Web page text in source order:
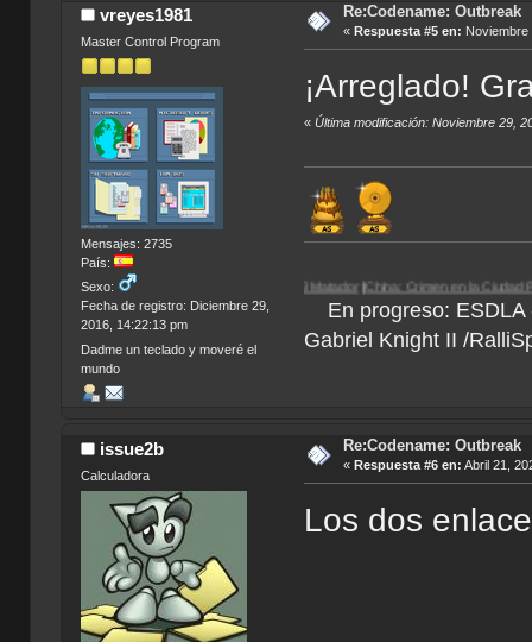
vreyes1981
Master Control Program
Mensajes: 2735
País:
Sexo:
Fecha de registro: Diciembre 29,
2016, 14:22:13 pm
Dadme un teclado y moveré el
mundo
Re:Codename: Outbreak
« Respuesta #5 en: Noviembre
¡Arreglado!
«Última modificación: Noviembre 29,
Egipto 1156 a.C.| Paradigm | China: Crimen en la Ciudad Prohibida
En progreso: ESDLA
Gabriel Knight II /
issue2b
Calculadora
Re:Codename: Outbreak
« Respuesta #6 en: Abril 21,
Los dos